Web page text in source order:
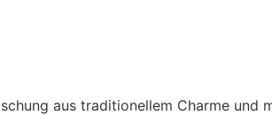
aus traditionellem Charme